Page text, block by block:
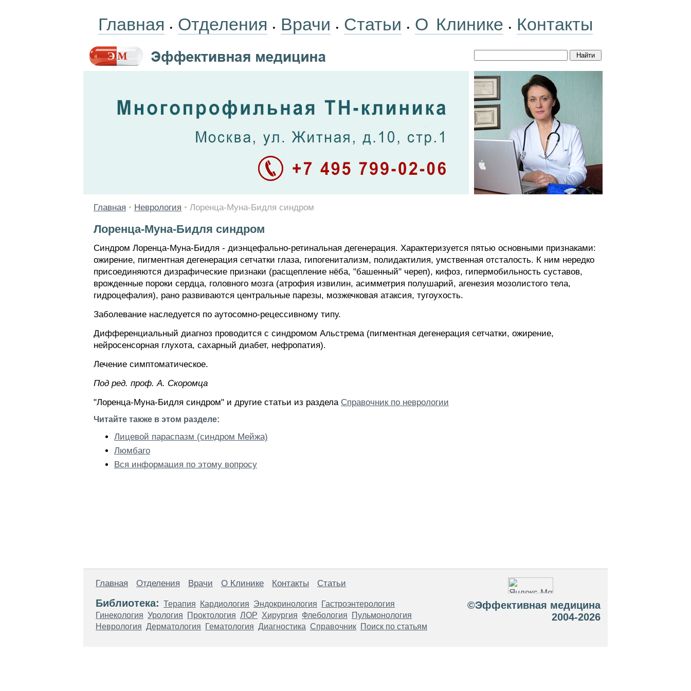
Главная • Отделения • Врачи • Статьи • О Клинике • Контакты
Главная • Неврология • Лоренца-Муна-Бидля синдром
Лоренца-Муна-Бидля синдром
Синдром Лоренца-Муна-Бидля - диэнцефально-ретинальная дегенерация. Характеризуется пятью основными признаками:
ожирение, пигментная дегенерация сетчатки глаза, гипогенитализм, полидактилия, умственная отсталость. К ним нередко
присоединяются дизрафические признаки (расщепление нёба, "башенный" череп), кифоз, гипермобильность суставов,
врожденные пороки сердца, головного мозга (атрофия извилин, асимметрия полушарий, агенезия мозолистого тела,
гидроцефалия), рано развиваются центральные парезы, мозжечковая атаксия, тугоухость.
Заболевание наследуется по аутосомно-рецессивному типу.
Дифференциальный диагноз проводится с синдромом Альстрема (пигментная дегенерация сетчатки, ожирение,
нейросенсорная глухота, сахарный диабет, нефропатия).
Лечение симптоматическое.
Пoд peд. проф. А. Скоромца
"Лоренца-Муна-Бидля синдром" и другие статьи из раздела Справочник по неврологии
Читайте также в этом разделе:
Лицевой параспазм (синдром Мейжа)
Люмбаго
Вся информация по этому вопросу
Главная Отделения Врачи О Клинике Контакты Статьи
Библиотека: Терапия Кардиология Эндокринология
Гастроэнтерология
Гинекология Урология Проктология ЛОР Хирургия Флебология
Пульмонология
Неврология Дерматология Гематология Диагностика Справочник Поиск по статьям
©Эффективная медицина
2004-2026